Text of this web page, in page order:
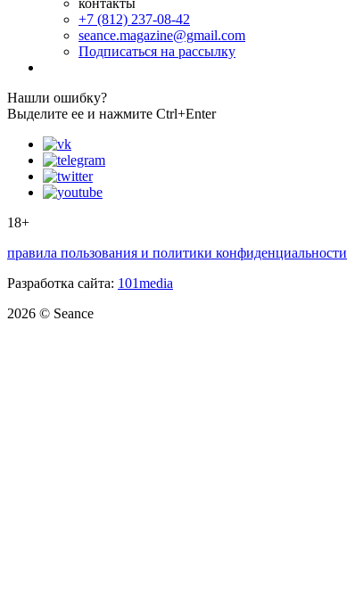
+7 (812) 237-08-42
seance.magazine@gmail.com
Подписаться на рассылку
Нашли ошибку?
Выделите ее и нажмите Ctrl+Enter
18+
правила пользования и политики конфиденциальности
Разработка сайта: 101media
2026 © Seance